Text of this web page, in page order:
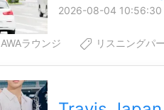
2026-08-04 10:56:30
AWAラウンジ リスニングパ